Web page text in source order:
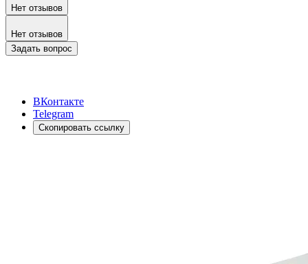
Нет отзывов
Нет отзывов
Задать вопрос
ВКонтакте
Telegram
Скопировать ссылку